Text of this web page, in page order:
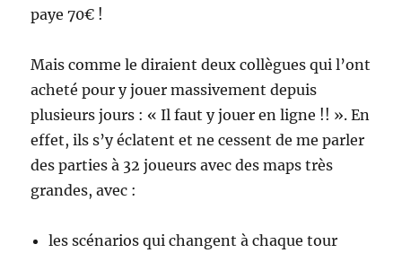
paye 70€ !
Mais comme le diraient deux collègues qui l’ont
acheté pour y jouer massivement depuis
plusieurs jours : « Il faut y jouer en ligne !! ». En
effet, ils s’y éclatent et ne cessent de me parler
des parties à 32 joueurs avec des maps très
grandes, avec :
les scénarios qui changent à chaque tour